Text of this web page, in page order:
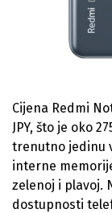
Cijena Redmi
JPY, što je oko
trenutno jedinu
interne
zelenoj i plavoj.
dostupnosti